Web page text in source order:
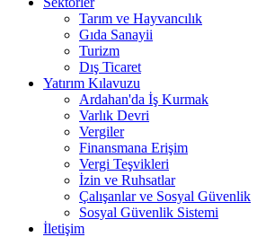
Tarım ve Hayvancılık
Gıda Sanayii
Turizm
Dış Ticaret
Yatırım Kılavuzu
Ardahan'da İş Kurmak
Varlık Devri
Vergiler
Finansmana Erişim
Vergi Teşvikleri
İzin ve Ruhsatlar
Çalışanlar ve Sosyal Güvenlik
Sosyal Güvenlik Sistemi
İletişim